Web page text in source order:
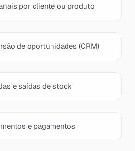
por cliente ou produto
de oportunidades (CRM)
e saídas de stock
e pagamentos